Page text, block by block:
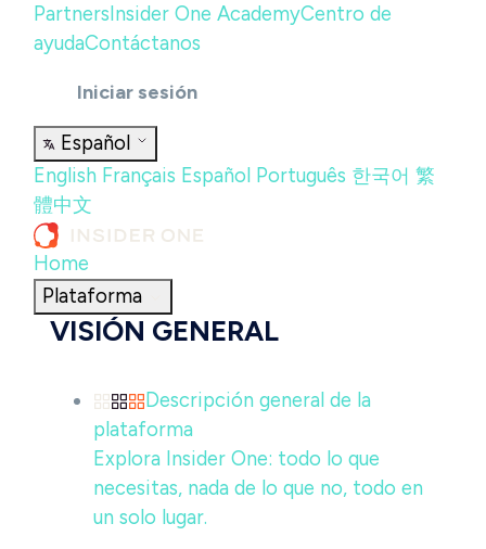
Partners Insider One AcademyCentro de
ayudaContáctanos
Iniciar sesión
Español
English Français Español Português 한국어 繁
體中文
Home
Plataforma
VISIÓN GENERAL
Descripción general de la
plataforma
Explora Insider One: todo lo que
necesitas, nada de lo que no, todo en
un solo lugar.